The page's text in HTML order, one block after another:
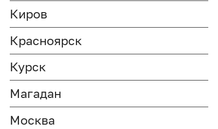
Киров
Красноярск
Курск
Магадан
Москва